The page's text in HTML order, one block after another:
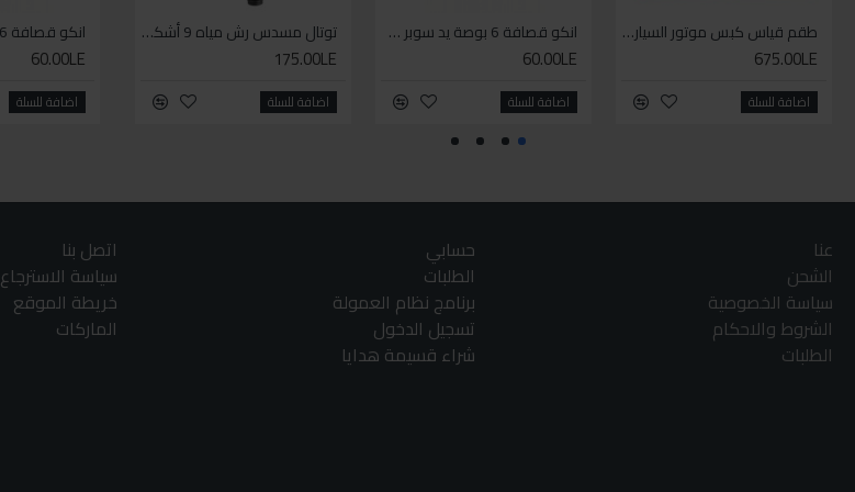
طقم قياس كبس موتور السياره 3 ق
675.00LE
اضافة للسلة
انكو قصافة 6 بوصة يد سوبر وان
60.00LE
اضافة للسلة
توتال مسدس رش مياه 9 أشكال
175.00LE
اضافة للسلة
225.00LE
اضافة للسلة
60.00LE
اضافة للسلة
عنا
الشحن
سياسة الخصوصية
الشروط والاحكام
الطلبات
حسابي
الطلبات
برنامج نظام العمولة
تسجيل الدخول
شراء قسيمة هدايا
اتصل بنا
سياسة الاسترجاع
خريطة الموقع
الماركات